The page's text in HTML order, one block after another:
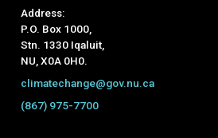
Address:
P.O. Box 1000,
Stn. 1330 Iqaluit,
NU, X0A 0H0.
climatechange@gov.nu.ca
(867) 975-7700